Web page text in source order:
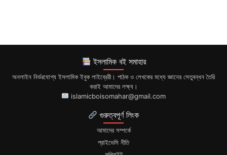
ইসলামিক বই সমাহার
অনলাইন নির্ভরযোগ্য ইসলামিক ইবুক লাইব্রেরী। পাঠক ও লেখকের মধ্যে জ্ঞানের সেতুবন্ধন তৈরি
করাই আমাদের লক্ষ্য।
islamicboisomahar@gmail.com
গুরুত্বপূর্ণ লিংক
আমাদের সম্পর্কে
প্রাইভেসি নীতি